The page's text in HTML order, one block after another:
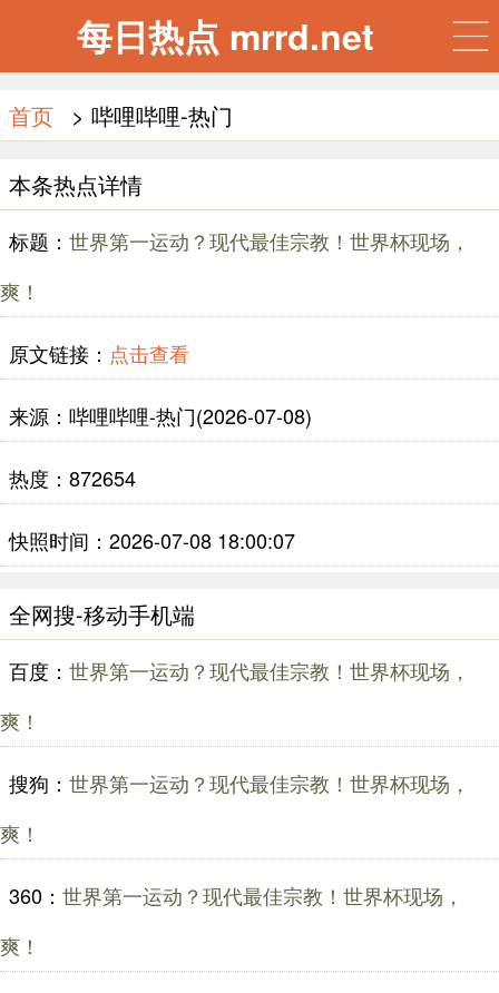
每日热点 mrrd.net
首页 > 哔哩哔哩-热门
本条热点详情
标题： 世界第一运动？现代最佳宗教！世界杯现场，
爽！
原文链接： 点击查看
来源：哔哩哔哩-热门(2026-07-08)
热度：872654
快照时间：2026-07-08 18:00:07
全网搜-移动手机端
百度： 世界第一运动？现代最佳宗教！世界杯现场，
爽！
搜狗： 世界第一运动？现代最佳宗教！世界杯现场，
爽！
360： 世界第一运动？现代最佳宗教！世界杯现场，
爽！